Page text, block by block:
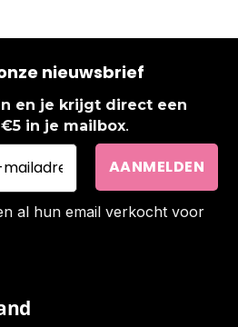
nieuwsbrief
en je krijgt direct een
in je mailbox.
al hun email verkocht voor